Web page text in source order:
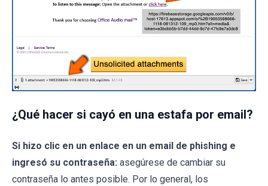
¿Qué hacer si cayó en una estafa por email?
Si hizo clic en un enlace en un email de phishing e
ingresó su contraseña: asegúrese de cambiar su
contraseña lo antes posible. Por lo general, los